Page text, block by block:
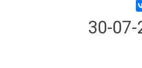
30-